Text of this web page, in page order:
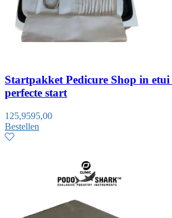
Startpakket Pedicure Shop in etui
perfecte start
125,9595,00
Bestellen